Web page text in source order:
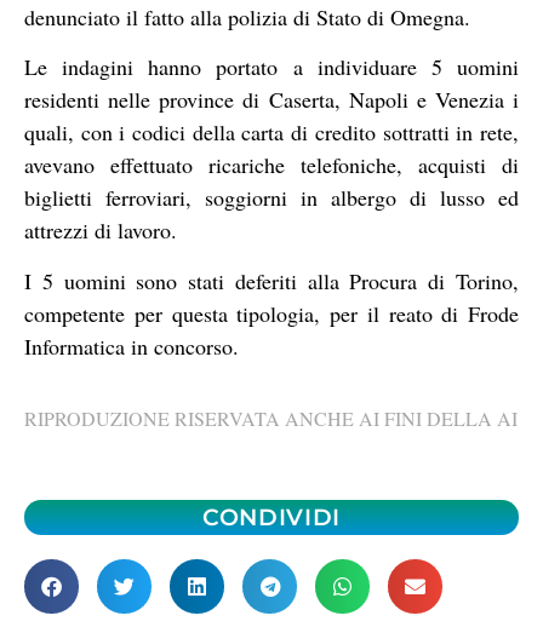
denunciato il fatto alla polizia di Stato di Omegna.
Le indagini hanno portato a individuare 5 uomini
residenti nelle province di Caserta, Napoli e Venezia i
quali, con i codici della carta di credito sottratti in rete,
avevano effettuato ricariche telefoniche, acquisti di
biglietti ferroviari, soggiorni in albergo di lusso ed
attrezzi di lavoro.
I 5 uomini sono stati deferiti alla Procura di Torino,
competente per questa tipologia, per il reato di Frode
Informatica in concorso.
RIPRODUZIONE RISERVATA ANCHE AI FINI DELLA AI
CONDIVIDI